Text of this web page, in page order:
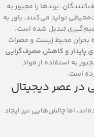
برندها را مجبور به
تولید می‌کنند. باور به
تبدیل شده است.
بحران محیط زیست و مضرات
پایدار و کاهش مصرف‌گرایی
به استفاده از مواد
است.
اما چالش‌هایی نیز ایجاد